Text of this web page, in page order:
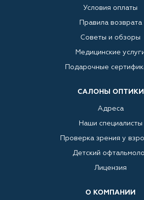
Условия оплаты
Правила возврата
Советы и обзоры
Медицинские
Подарочные
САЛОНЫ ОПТИКИ
Адреса
Наши специалисты
Проверка зрения у
Детский
Лицензия
О КОМПАНИИ